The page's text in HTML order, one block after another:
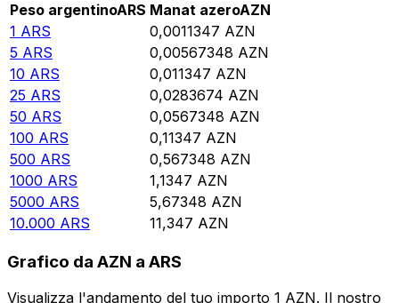
Peso argentinoARS Manat azeroAZN
1 ARS 0,0011347 AZN
5 ARS 0,00567348 AZN
10 ARS 0,011347 AZN
25 ARS 0,0283674 AZN
50 ARS 0,0567348 AZN
100 ARS 0,11347 AZN
500 ARS 0,567348 AZN
1000 ARS 1,1347 AZN
5000 ARS 5,67348 AZN
10.000 ARS 11,347 AZN
Grafico da AZN a ARS
Visualizza l'andamento del tuo importo 1 AZN. Il nostro